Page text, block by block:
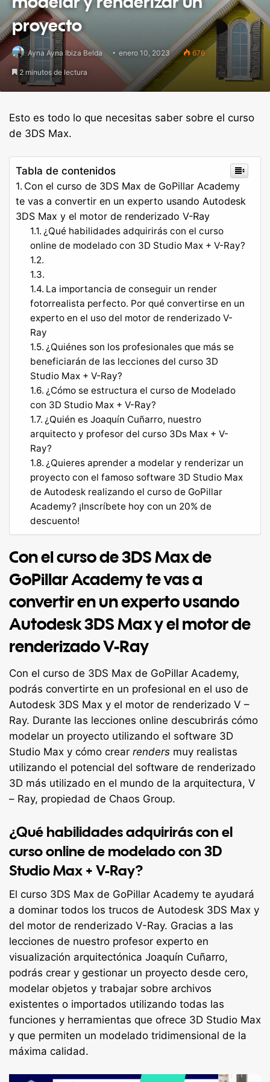
proyecto
Ayna Ayna Ibiza Belda enero 10, 2023 676
2 minutos de lectura
Esto es todo lo que necesitas saber sobre el curso
de 3DS Max.
Tabla de contenidos
Con el curso de 3DS Max de GoPillar Academy
te vas a convertir en un experto usando Autodesk
3DS Max y el motor de renderizado V-Ray
¿Qué habilidades adquirirás con el curso
online de modelado con 3D Studio Max + V-Ray?
La importancia de conseguir un render
fotorrealista perfecto. Por qué convertirse en un
experto en el uso del motor de renderizado V-
Ray
¿Quiénes son los profesionales que más se
beneficiarán de las lecciones del curso 3D
Studio Max + V-Ray?
¿Cómo se estructura el curso de Modelado
con 3D Studio Max + V-Ray?
¿Quién es Joaquín Cuñarro, nuestro
arquitecto y profesor del curso 3Ds Max + V-
Ray?
¿Quieres aprender a modelar y renderizar un
proyecto con el famoso software 3D Studio Max
de Autodesk realizando el curso de GoPillar
Academy? ¡Inscríbete hoy con un 20% de
descuento!
Con el curso de 3DS Max de
GoPillar Academy te vas a
convertir en un experto usando
Autodesk 3DS Max y el motor de
renderizado V-Ray
Con el curso de 3DS Max de GoPillar Academy,
podrás convertirte en un profesional en el uso de
Autodesk 3DS Max y el motor de renderizado V –
Ray. Durante las lecciones online descubrirás cómo
modelar un proyecto utilizando el software 3D
Studio Max y cómo crear renders muy realistas
utilizando el potencial del software de renderizado
3D más utilizado en el mundo de la arquitectura, V
– Ray, propiedad de Chaos Group.
¿Qué habilidades adquirirás con el
curso online de modelado con 3D
Studio Max + V-Ray?
El curso 3DS Max de GoPillar Academy te ayudará
a dominar todos los trucos de Autodesk 3DS Max y
del motor de renderizado V-Ray. Gracias a las
lecciones de nuestro profesor experto en
visualización arquitectónica Joaquín Cuñarro,
podrás crear y gestionar un proyecto desde cero,
modelar objetos y trabajar sobre archivos
existentes o importados utilizando todas las
funciones y herramientas que ofrece 3D Studio Max
y que permiten un modelado tridimensional de la
máxima calidad.